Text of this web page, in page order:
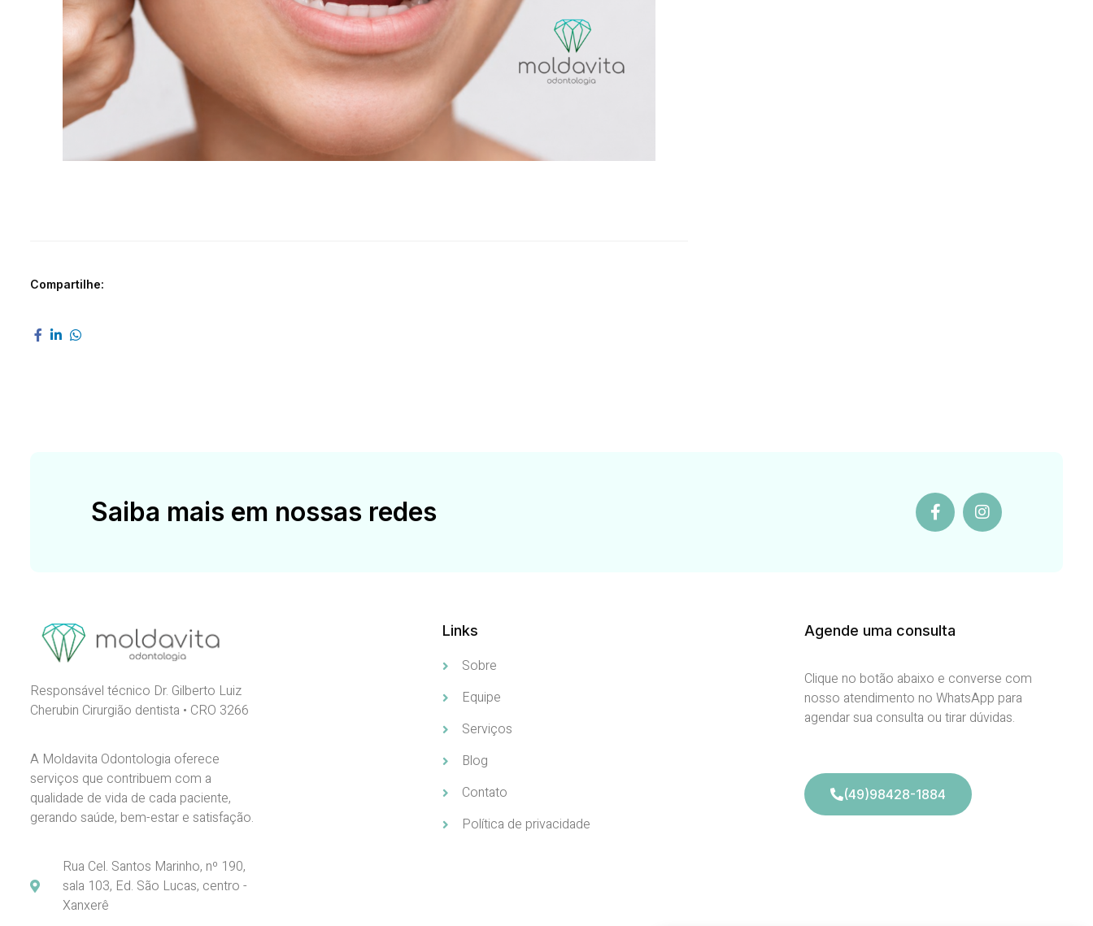
Compartilhe:
Saiba mais em nossas redes
Responsável técnico Dr. Gilberto Luiz
Cherubin Cirurgião dentista • CRO 3266
A Moldavita Odontologia oferece
serviços que contribuem com a
qualidade de vida de cada paciente,
gerando saúde, bem-estar e satisfação.
Rua Cel. Santos Marinho, nº 190,
sala 103, Ed. São Lucas, centro -
Xanxerê
Links
Sobre
Equipe
Serviços
Blog
Contato
Política de privacidade
Agende uma consulta
Clique no botão abaixo e converse com
nosso atendimento no WhatsApp para
agendar sua consulta ou tirar dúvidas.
(49)98428-1884